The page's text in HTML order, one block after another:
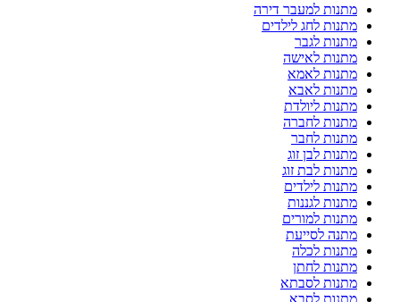
מתנות למעבר דירה
מתנות לחג לילדים
מתנות לגבר
מתנות לאישה
מתנות לאמא
מתנות לאבא
מתנות ליולדת
מתנות לחברה
מתנות לחבר
מתנות לבן זוג
מתנות לבת זוג
מתנות לילדים
מתנות לגננות
מתנות למורים
מתנה לסייעת
מתנות לכלה
מתנות לחתן
מתנות לסבתא
מתנות לסבא